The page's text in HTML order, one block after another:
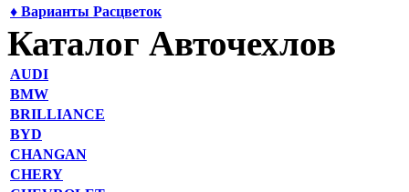
♦ Варианты Расцветок
Каталог Авточехлов
AUDI
BMW
BRILLIANCE
BYD
CHANGAN
CHERY